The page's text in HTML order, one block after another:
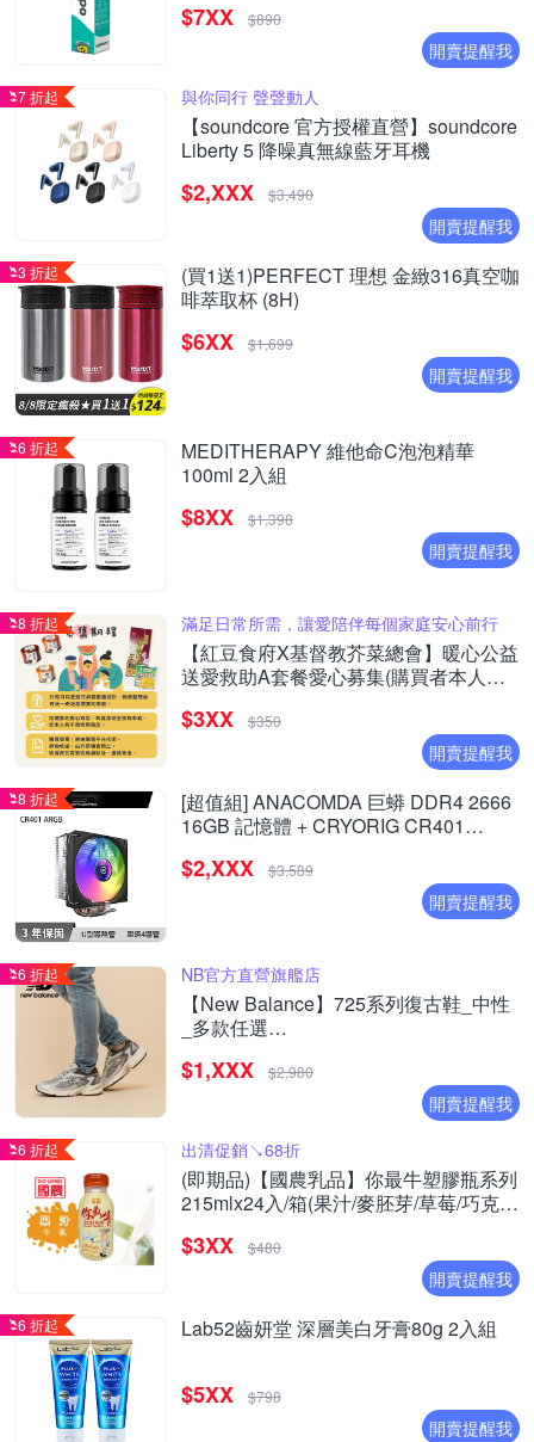
$7XX $890
開賣提醒我
7 折起 與你同行 聲聲動人
【soundcore 官方授權直營】soundcore
Liberty 5 降噪真無線藍牙耳機
$2,XXX $3,490
開賣提醒我
3 折起
(買1送1)PERFECT 理想 金緻316真空咖
啡萃取杯 (8H)
$6XX $1,699
開賣提醒我
6 折起
MEDITHERAPY 維他命C泡泡精華
100ml 2入組
$8XX $1,398
開賣提醒我
8 折起 滿足日常所需，讓愛陪伴每個家庭安心前行
【紅豆食府X基督教芥菜總會】暖心公益
送愛救助A套餐愛心募集(購買者本人不
$3XX $350
開賣提醒我
8 折起
[超值組] ANACOMDA 巨蟒 DDR4 2666
16GB 記憶體 + CRYORIG CR401
$2,XXX $3,589
開賣提醒我
6 折起 NB官方直營旗艦店
【New Balance】725系列復古鞋_中性
_多款任選
(Y購/網路獨家)
$1,XXX $2,980
開賣提醒我
6 折起 出清促銷↘68折
(即期品)【國農乳品】你最牛塑膠瓶系列
215mlx24入/箱(果汁/麥胚芽/草莓/巧克力
$3XX $480
開賣提醒我
6 折起 Lab52齒妍堂 深層美白牙膏80g 2入組
$5XX $798
開賣提醒我